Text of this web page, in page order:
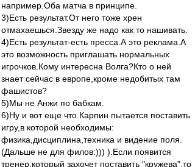
например.Оба матча в принципе.
3)Есть результат.От него тоже хрен
отмахаешься.Звезду же надо как то нашивать.
4)Есть результат-есть пресса.А это реклама.А
это возможность приглашать нормальных
игрочков.Кому интересна Волга?Кто о ней
знает сейчас в европе,кроме недобитых там
фашистов?
5)Мы не Анжи по бабкам.
6)Ну и вот еще что.Карпин пытается поставить
игру,в которой необходимы:
физика,дисциплина,техника и видение поля.
(Дальше не для филов:))) ).Если появится
тренер,который захочет поставить "кружева",то